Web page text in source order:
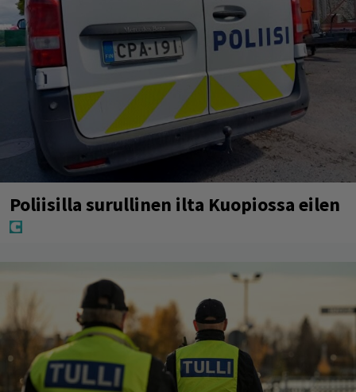
Poliisilla surullinen ilta Kuopiossa eilen